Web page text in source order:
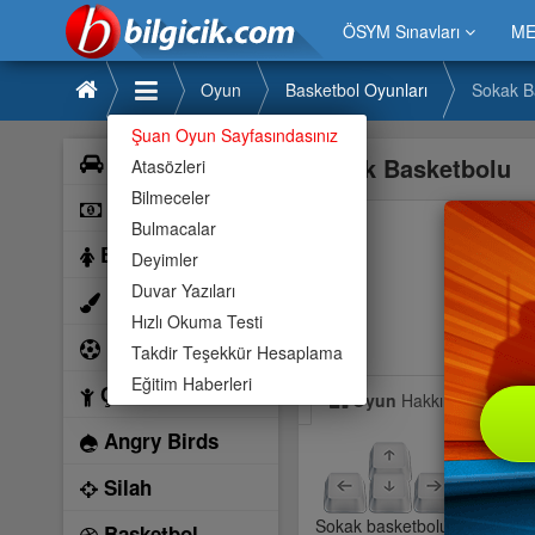
ÖSYM Sınavları
Şuan Oyun Sayfasındasınız
Atasözleri
Bilmeceler
Bulmacalar
Deyimler
Duvar Yazıları
Hızlı Okuma Testi
Takdir Teşekkür Hesaplama
Eğitim Haberleri
Oyun Basketbol Oyunları Sokak
Araba
Bilardo
Barbie
Boyama
Futbol
Çocuk
Angry Birds
Silah
Sokak Basketbolu
Oyun Hakkında
Sokak basketbolu oldukça